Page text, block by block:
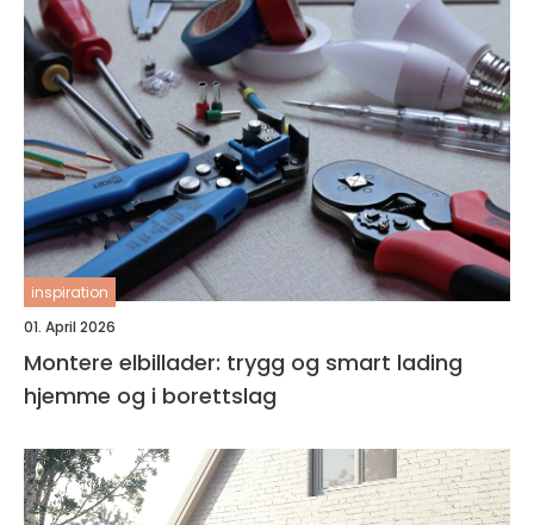
inspiration
01. April 2026
Montere elbillader: trygg og smart lading
hjemme og i borettslag